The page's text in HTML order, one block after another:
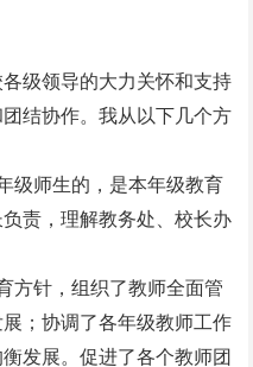
级领导的大力关怀和支持
结协作。我从以下几个方
级师生的，是本年级教育
责，理解教务处、校长办
方针，组织了教师全面管
；协调了各年级教师工作
发展。促进了各个教师团